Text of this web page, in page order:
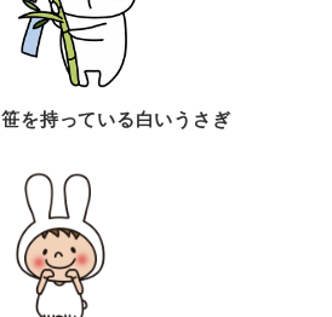
を持っている白いうさぎ